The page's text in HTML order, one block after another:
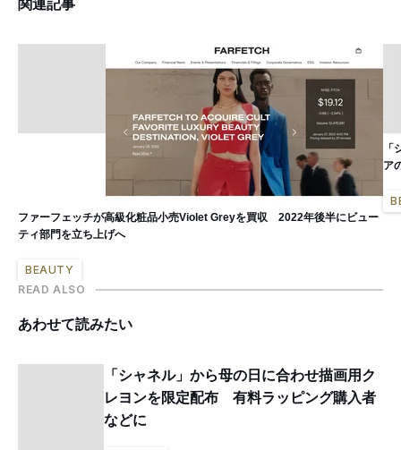
関連記事
ファーフェッチが高級化粧品小売Violet Greyを買収 2022年後半にビュー
ティ部門を立ち上げへ
BEAUTY
ア
READ ALSO
あわせて読みたい
「シャネル」から母の日に合わせ描画用ク
レヨンを限定配布 有料ラッピング購入者
などに